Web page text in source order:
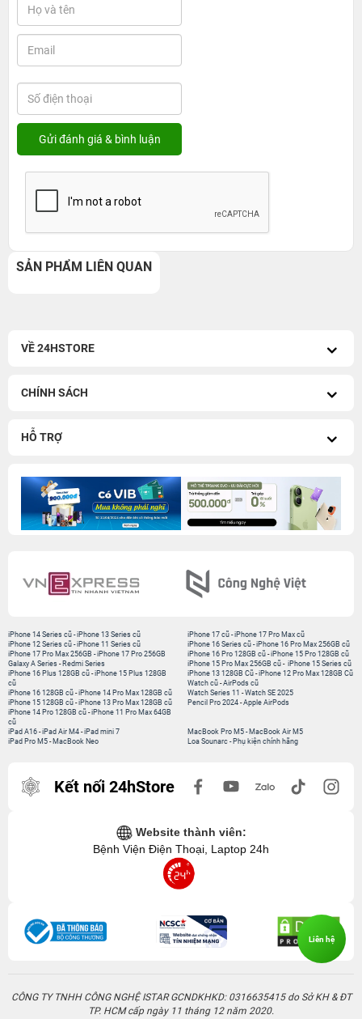
SẢN PHẨM LIÊN QUAN
VỀ 24HSTORE
CHÍNH SÁCH
HỖ TRỢ
iPhone 14 Series cũ -iPhone 13 Series cũ
iPhone 12 Series cũ -iPhone 11 Series cũ
iPhone 17 Pro Max 256GB -iPhone 17 Pro 256GB
Galaxy A Series - Redmi Series
iPhone 17 cũ-iPhone 17 Pro Max cũ
iPhone 16 Series cũ- iPhone 16 Pro Max 256GB cũ
iPhone 16 Pro 128GB cũ-iPhone 15 Pro 128GB cũ
iPhone 15 Pro Max 256GB cũ- iPhone 15 Series cũ
iPhone 16 Plus 128GB cũ -iPhone 15 Plus 128GB
cũ
iPhone 16 128GB cũ -iPhone 14 Pro Max 128GB cũ
iPhone 15 128GB cũ -iPhone 13 Pro Max 128GB cũ
iPhone 14 Pro 128GB cũ -iPhone 11 Pro Max 64GB
cũ
iPhone 13 128GB Cũ-iPhone 12 Pro Max 128GB Cũ
Watch cũ-AirPods cũ
Watch Series 11 -Watch SE 2025
Pencil Pro 2024-Apple AirPods
iPad A16 -iPad Air M4 -iPad mini 7
iPad Pro M5 - MacBook Neo
MacBook Pro M5- MacBook Air M5
Loa Sounarc- Phụ kiện chính hãng
Kết nối 24hStore
Website thành viên:
Bệnh Viện Điện Thoại, Laptop 24h
CÔNG TY TNHH CÔNG NGHỆ ISTAR GCNDKHKD: 0316635415 do Sở KH & ĐT
TP. HCM cấp ngày 11 tháng 12 năm 2020.
Liên hệ